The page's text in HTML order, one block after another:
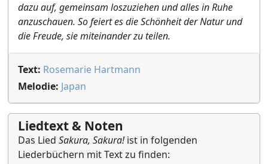
dazu auf, gemeinsam loszuziehen und alles in Ruhe
anzuschauen. So feiert es die Schönheit der Natur und
die Freude, sie miteinander zu teilen.
Text: Rosemarie Hartmann
Melodie: Japan
Liedtext & Noten
Das Lied Sakura, Sakura!ist in folgenden
Liederbüchern mit Text zu finden: